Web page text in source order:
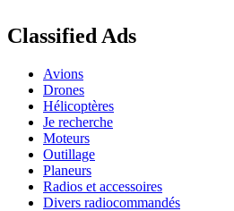
Classified Ads
Avions
Drones
Hélicoptères
Je recherche
Moteurs
Outillage
Planeurs
Radios et accessoires
Divers radiocommandés